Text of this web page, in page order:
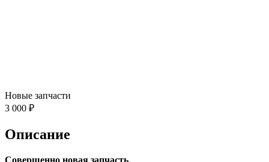
Новые запчасти
3 000 ₽
Описание
Совершенно новая запчасть.